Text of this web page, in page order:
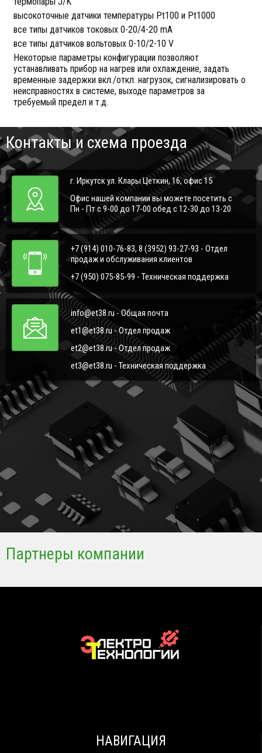
высокоточные датчики температуры Pt100 и Pt1000
все типы датчиков токовых 0-20/4-20 mA
все типы датчиков вольтовых 0-10/2-10 V
Некоторые параметры конфигурации позволяют
устанавливать прибор на нагрев или охлаждение, задать
временные задержки вкл./откл. нагрузок, сигнализировать о
неисправностях в системе, выходе параметров за
требуемый предел и т.д.
Контакты и схема проезда
г. Иркутск ул. Клары Цеткин, 16, офис 15
Офис нашей компании вы можете посетить с
Пн - Пт с 9-00 до 17-00 обед с 12-30 до 13-20
+7 (914) 010-76-83, 8 (3952) 93-27-93 - Отдел
продаж и обслуживания клиентов
+7 (950) 075-85-99 - Техническая поддержка
info@et38.ru - Общая почта
et1@et38.ru - Отдел продаж
et2@et38.ru - Отдел продаж
et3@et38.ru - Техническая поддержка
Партнеры компании
НАВИГАЦИЯ